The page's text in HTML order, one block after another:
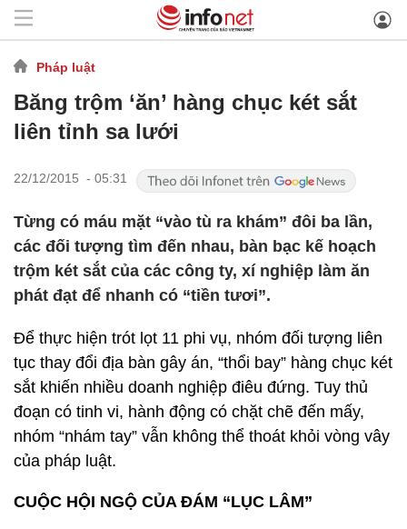
Pháp luật
Băng trộm ‘ăn’ hàng chục két sắt
liên tỉnh sa lưới
22/12/2015 - 05:31
Từng có máu mặt “vào tù ra khám” đôi ba lần,
các đối tượng tìm đến nhau, bàn bạc kế hoạch
trộm két sắt của các công ty, xí nghiệp làm ăn
phát đạt để nhanh có “tiền tươi”.
Để thực hiện trót lọt 11 phi vụ, nhóm đối tượng liên
tục thay đổi địa bàn gây án, “thổi bay” hàng chục két
sắt khiến nhiều doanh nghiệp điêu đứng. Tuy thủ
đoạn có tinh vi, hành động có chặt chẽ đến mấy,
nhóm “nhám tay” vẫn không thể thoát khỏi vòng vây
của pháp luật.
CUỘC HỘI NGỘ CỦA ĐÁM “LỤC LÂM”